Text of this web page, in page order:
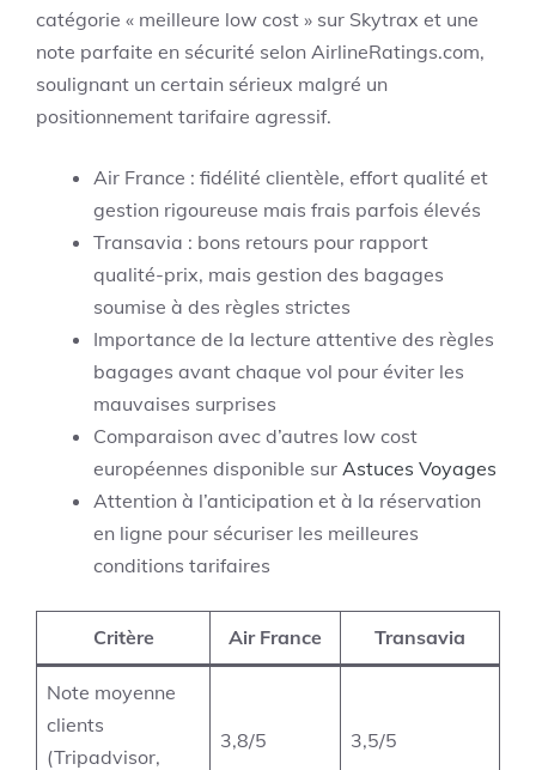
catégorie « meilleure low cost » sur Skytrax et une
note parfaite en sécurité selon AirlineRatings.com,
soulignant un certain sérieux malgré un
positionnement tarifaire agressif.
Air France : fidélité clientèle, effort qualité et
gestion rigoureuse mais frais parfois élevés
Transavia : bons retours pour rapport
qualité-prix, mais gestion des bagages
soumise à des règles strictes
Importance de la lecture attentive des règles
bagages avant chaque vol pour éviter les
mauvaises surprises
Comparaison avec d’autres low cost
européennes disponible sur Astuces Voyages
Attention à l’anticipation et à la réservation
en ligne pour sécuriser les meilleures
conditions tarifaires
Critère Air France Transavia
Note moyenne
clients
(Tripadvisor,
3,8/5 3,5/5